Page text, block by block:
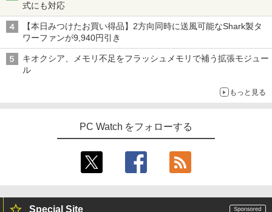
式にも対応
【本日みつけたお買い得品】2方向同時に送風可能なShark製タ
ワーファンが9,940円引き
キオクシア、メモリ不足をフラッシュメモリで補う拡張モジュー
ル
もっと見る
PC Watch をフォローする
Special Site